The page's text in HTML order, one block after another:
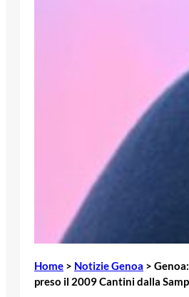
Home > Notizie Genoa >
preso il 2009 Cantini dalla